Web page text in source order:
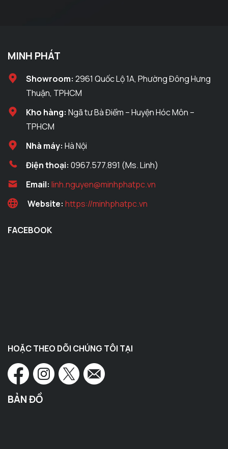
MINH PHÁT
Showroom: 2961 Quốc Lộ 1A, Phường Đông Hưng
Thuận, TPHCM
Kho hàng: Ngã tư Bà Điểm – Huyện Hóc Môn –
TPHCM
Nhà máy: Hà Nội
Điện thoại: 0967.577.891 (Ms. Linh)
Email: linh.nguyen@minhphatpc.vn
Website: https://minhphatpc.vn
FACEBOOK
HOẶC THEO DÕI CHÚNG TÔI TẠI
BẢN ĐỒ